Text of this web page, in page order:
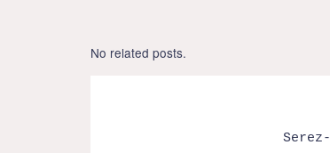
No related posts.